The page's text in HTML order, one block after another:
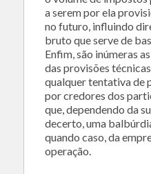
a serem por ela
no futuro, influindo
bruto que serve de
Enfim, são inúmeras
das provisões
qualquer tentativa de
por credores dos
que, dependendo da
decerto, uma
quando caso, da
operação.